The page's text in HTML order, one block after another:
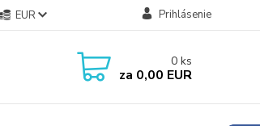
EUR Prihlásenie
0 ks
za 0,00 EUR